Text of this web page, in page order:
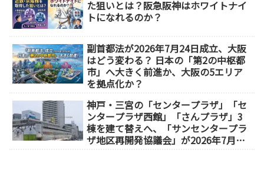
た狙いとは？阪急阪神はホワイトナイ
トになれるのか？
副首都法が2026年7月24日成立、大阪
はどう変わる？ 日本の「第2の中枢都
市」へ大きく前進か、大阪の5エリア
を拠点化か？
神戸・三宮の「センタープラザ」「セ
ンタープラザ西館」「さんプラザ」3
棟を建て替えへ、「サンセンタープラ
ザ地区再開発協議会」が2026年7月発